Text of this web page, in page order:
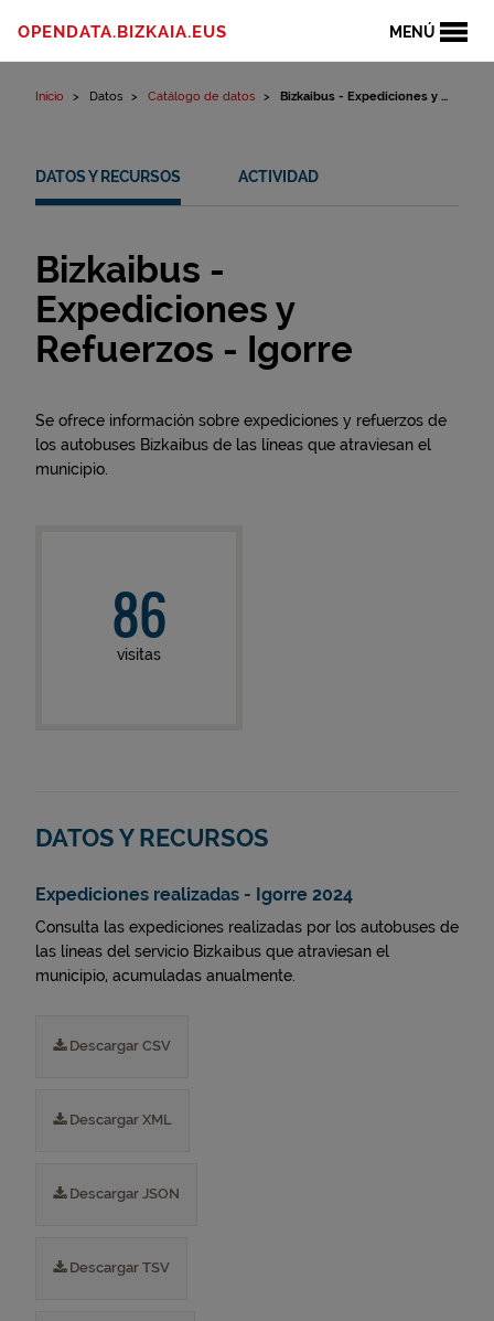
MENÚ
OPENDATA.BIZKAIA.EUS
Inicio Datos Catálogo de datos Bizkaibus - Expediciones y ...
DATOS Y RECURSOS ACTIVIDAD
Bizkaibus -
Expediciones y
Refuerzos - Igorre
Se ofrece información sobre expediciones y refuerzos de
los autobuses Bizkaibus de las líneas que atraviesan el
municipio.
86
visitas
DATOS Y RECURSOS
Expediciones realizadas - Igorre 2024
Consulta las expediciones realizadas por los autobuses de
las líneas del servicio Bizkaibus que atraviesan el
municipio, acumuladas anualmente.
Descargar CSV
Descargar XML
Descargar JSON
Descargar TSV